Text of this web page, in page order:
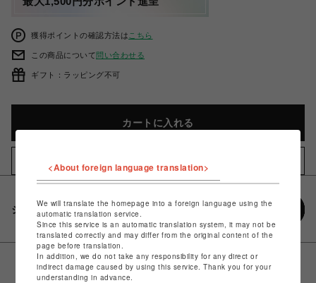
獲得ポイントの確認方法は こちら
この商品について問い合わせる
ギフト：ラッピング不可
カートに入れる
シェアする
<About foreign language translation>
We will translate the homepage into a foreign language using the
automatic translation service.
Since this service is an automatic translation system, it may not be
translated correctly and may differ from the original content of the
page before translation.
In addition, we do not take any responsibility for any direct or
indirect damage caused by using this service. Thank you for your
understanding in advance.